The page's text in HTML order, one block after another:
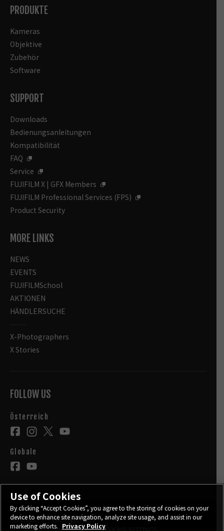
PRODUKTE
Kameras
Objektive
Zubehör
Software
SUPPORT
Downloads
Bedienungsanleitungen
Kompatibilität
FAQ
Service
FUJIFILM X | GFX Members
FUJIFILM Professional Services (FPS)
Product Security
MORE LINKS
NEWS
EVENTS
FUJIFILMSchool
AKTIONEN
HÄNDLERSUCHE
X-Photographers
X Stories
FOLLOW US
Österreich
Globale
KONTAKT
DATENSCHUTZ
Use of Cookies
By clicking “Accept Cookies”, you agree to the storing of cookies on your
device to enhance site navigation, analyze site usage, and assist in our
marketing efforts. Privacy Policy